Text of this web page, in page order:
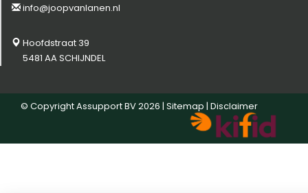
info@joopvanlanen.nl
Hoofdstraat 39
5481 AA SCHIJNDEL
© CopyrightAssupport BV2026 | Sitemap | Disclaimer